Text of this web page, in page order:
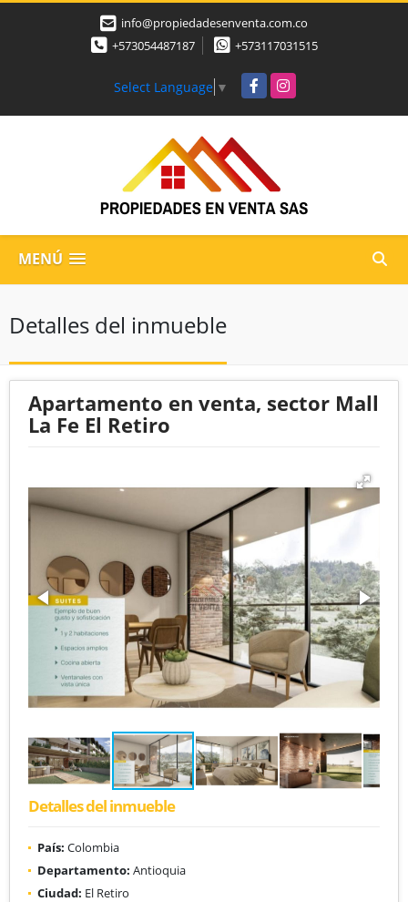
info@propiedadesenventa.com.co
+573054487187
+573117031515
Select Language ▼ FacebookInstagram
MENÚ
Detalles del inmueble
Apartamento en venta, sector Mall
La Fe El Retiro
Detalles del inmueble
País: Colombia
Departamento: Antioquia
Ciudad: El Retiro